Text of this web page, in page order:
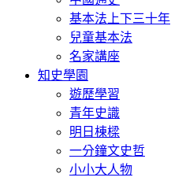
基本法上下三十年
兒童基本法
名家講座
知史學園
遊歷學習
青年史識
明日棟樑
一分鐘文史哲
小小大人物